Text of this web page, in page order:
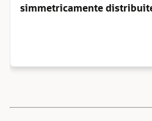
simmetricamente